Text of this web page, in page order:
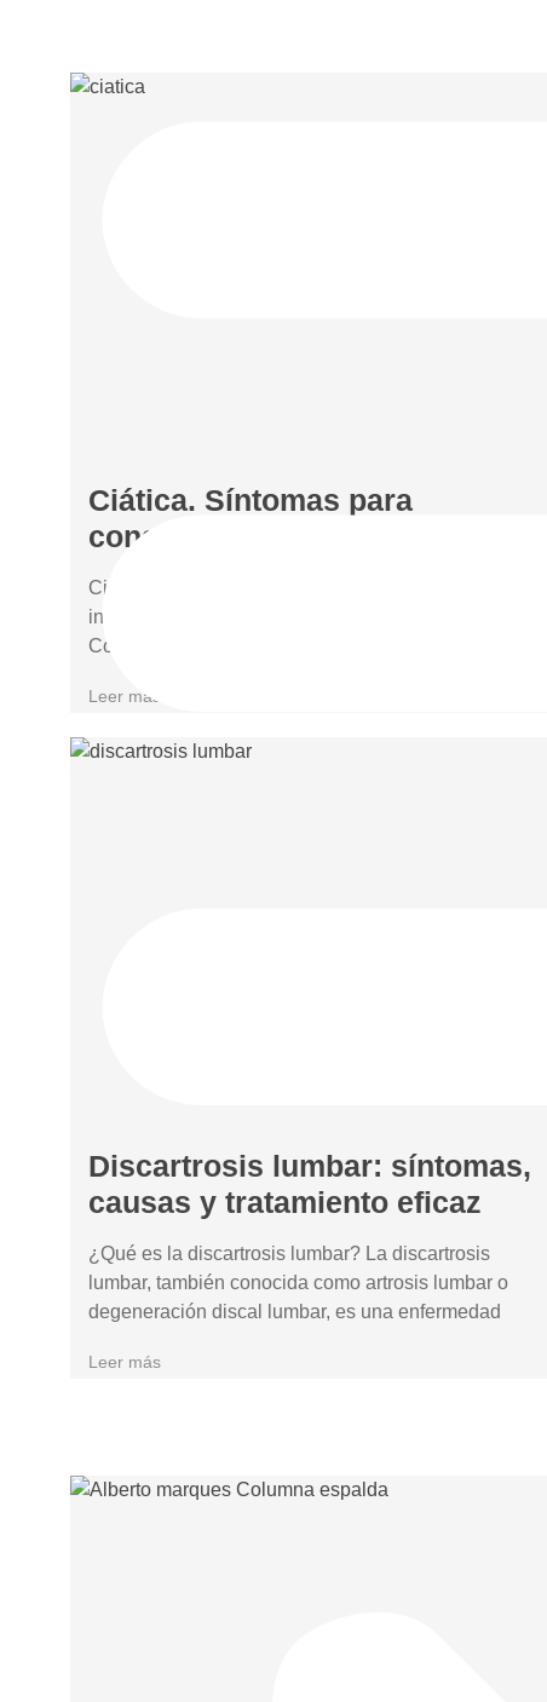
Ciática. Síntomas para
consultar con un profesional
Ciertos cambios en los síntomas de la ciática
indican que es momento de actuar con rapidez.
Cómo se comporta normalmente
Leer más
Discartrosis lumbar: síntomas,
causas y tratamiento eficaz
¿Qué es la discartrosis lumbar? La discartrosis
lumbar, también conocida como artrosis lumbar o
degeneración discal lumbar, es una enfermedad
Leer más